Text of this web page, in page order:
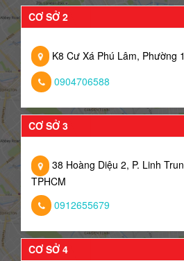
CƠ SỞ 2
K8 Cư Xá Phú Lâm, Phường
0904706588
CƠ SỞ 3
38 Hoàng Diệu 2, P. Linh
TPHCM
0912655679
CƠ SỞ 4